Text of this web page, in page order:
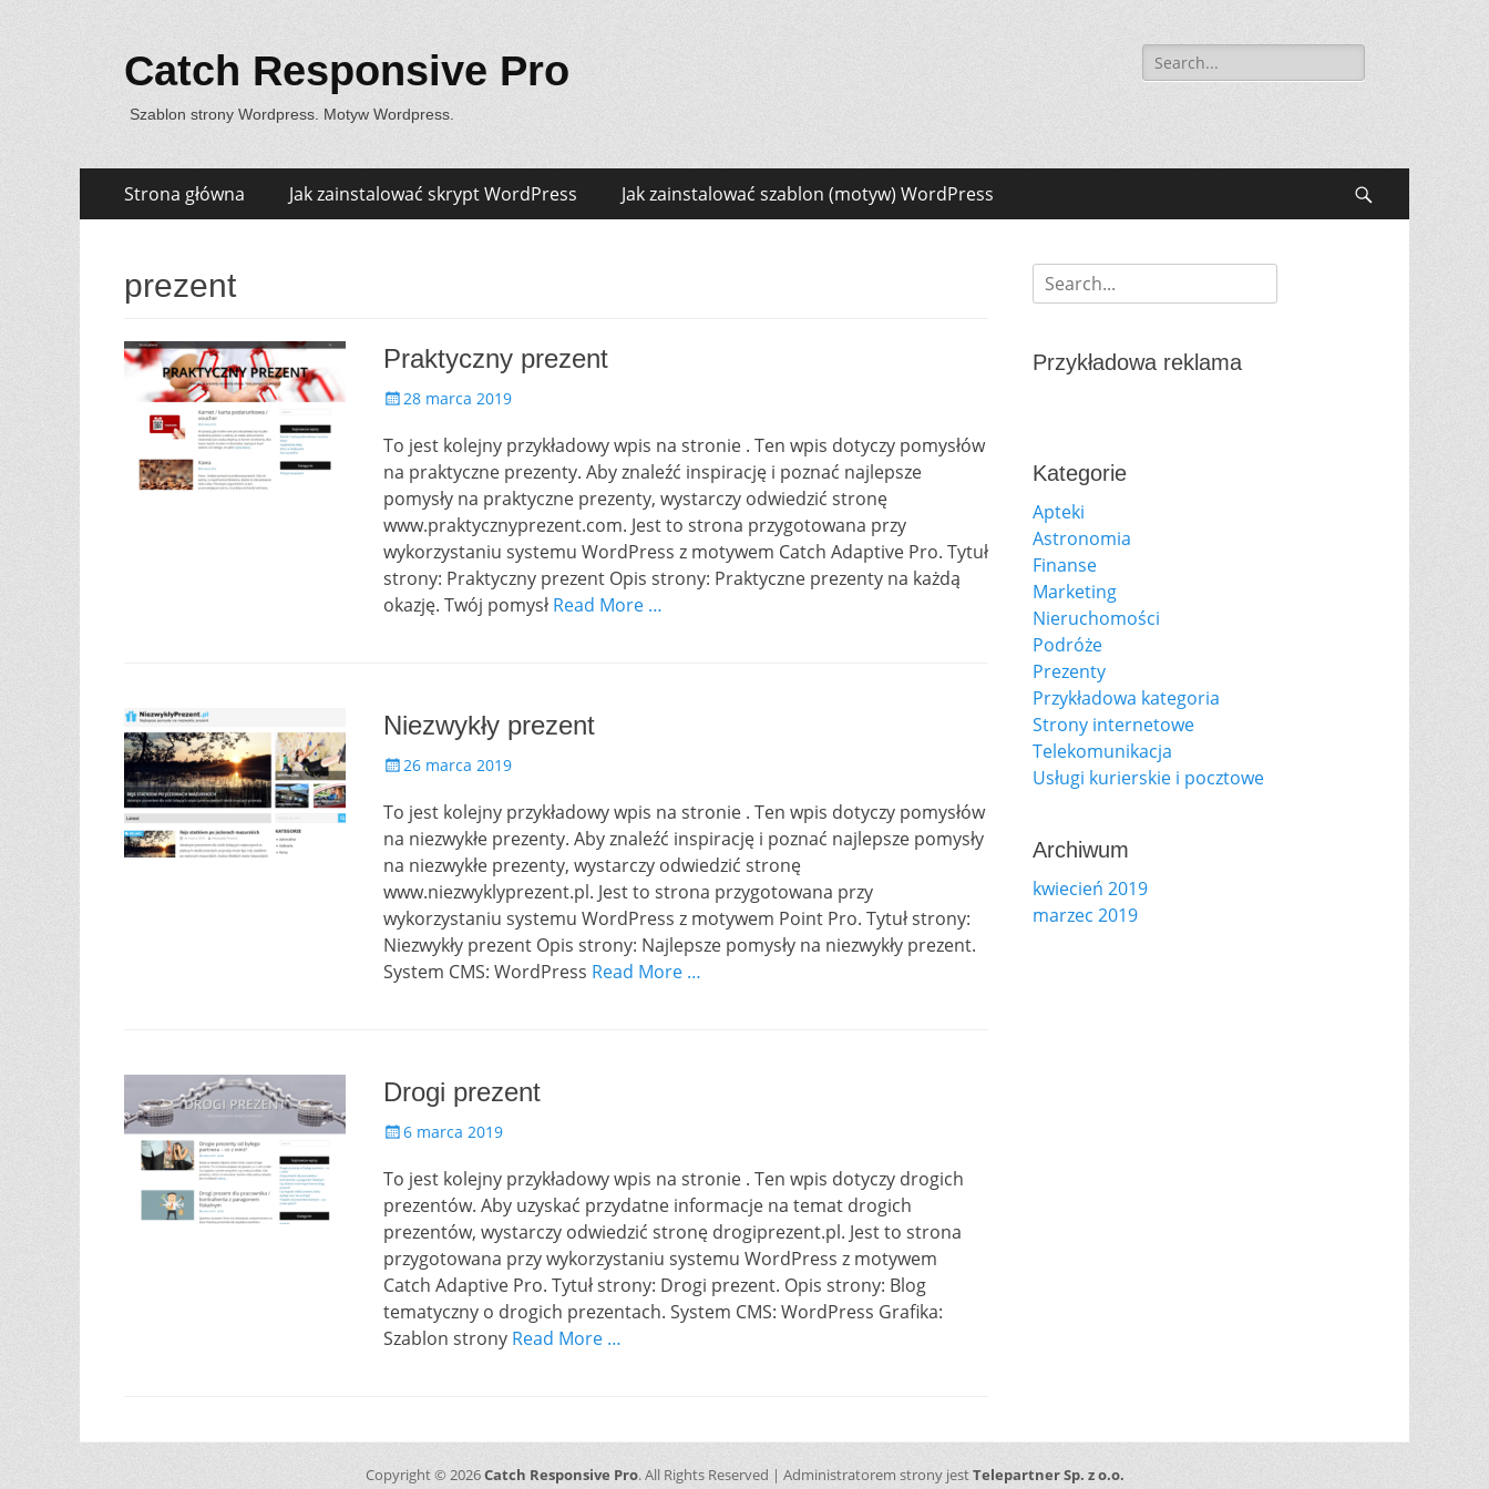
Catch Responsive Pro
Szablon strony Wordpress. Motyw Wordpress.
Search
for:
Primary Menu
SkipStrona główna Jak zainstalować skrypt WordPress Jak zainstalować szablon (motyw) WordPress
prezent
Praktyczny prezent
P
s
t
e
d
o
n
28 marca 2019
To jest kolejny przykładowy wpis na stronie . Ten wpis dotyczy pomysłów
na praktyczne prezenty. Aby znaleźć inspirację i poznać najlepsze
pomysły na praktyczne prezenty, wystarczy odwiedzić stronę
www.praktycznyprezent.com. Jest to strona przygotowana przy
wykorzystaniu systemu WordPress z motywem Catch Adaptive Pro. Tytuł
strony: Praktyczny prezent Opis strony: Praktyczne prezenty na każdą
okazję. Twój pomysł Read More …
Niezwykły prezent
P
s
t
e
o
n
26 marca 2019
To jest kolejny przykładowy wpis na stronie . Ten wpis dotyczy pomysłów
na niezwykłe prezenty. Aby znaleźć inspirację i poznać najlepsze pomysły
na niezwykłe prezenty, wystarczy odwiedzić stronę
www.niezwyklyprezent.pl. Jest to strona przygotowana przy
wykorzystaniu systemu WordPress z motywem Point Pro. Tytuł strony:
Niezwykły prezent Opis strony: Najlepsze pomysły na niezwykły prezent.
System CMS: WordPress Read More …
Drogi prezent
P
s
t
e
d
o
n
6 marca 2019
To jest kolejny przykładowy wpis na stronie . Ten wpis dotyczy drogich
prezentów. Aby uzyskać przydatne informacje na temat drogich
prezentów, wystarczy odwiedzić stronę drogiprezent.pl. Jest to strona
przygotowana przy wykorzystaniu systemu WordPress z motywem
Catch Adaptive Pro. Tytuł strony: Drogi prezent. Opis strony: Blog
tematyczny o drogich prezentach. System CMS: WordPress Grafika:
Szablon strony Read More …
Search
for:
Przykładowa reklama
Kategorie
Apteki
Astronomia
Finanse
Marketing
Nieruchomości
Podróże
Prezenty
Przykładowa kategoria
Strony internetowe
Telekomunikacja
Usługi kurierskie i pocztowe
Archiwum
kwiecień 2019
marzec 2019
Copyright © 2026Catch Responsive Pro. All Rights Reserved | Administratorem strony jestTelepartner Sp. z o.o.